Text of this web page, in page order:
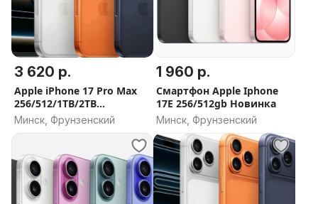
3 620 р.
Apple iPhone 17 Pro Max
256/512/1TB/2TB
Новый,Гарантия.
Минск, Фрунзенский
1 960 р.
Смартфон Apple Iphone
17E 256/512gb Новинка
Минск, Фрунзенский